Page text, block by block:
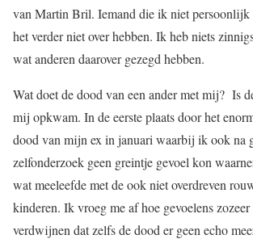
van Martin Bril. Iemand die ik niet
het verder niet over hebben. Ik heb niets
wat anderen daarover gezegd hebben.
Wat doet de dood van een ander met mij? Is
mij opkwam. In de eerste plaats door het
dood van mijn ex in januari waarbij ik ook na
zelfonderzoek geen greintje gevoel kon
wat meeleefde met de ook niet overdreven
kinderen. Ik vroeg me af hoe gevoelens
verdwijnen dat zelfs de dood er geen echo